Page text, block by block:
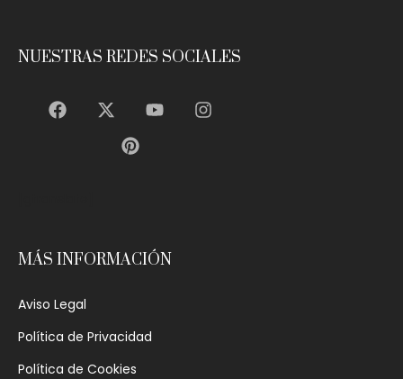
NUESTRAS REDES SOCIALES
MÁS INFORMACIÓN
Aviso Legal
Política de Privacidad
Política de Cookies